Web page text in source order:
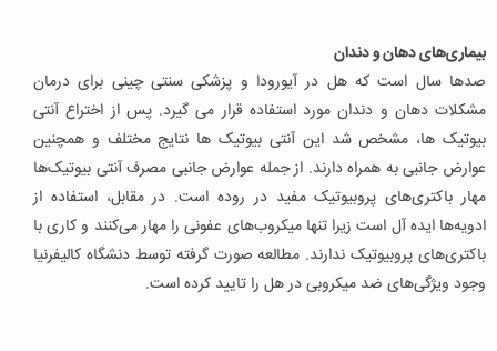
بیماری‌های دهان و دندان
صدها سال است که هل در آیورودا و پزشکی سنتی چینی برای درمان
مشکلات دهان و دندان مورد استفاده قرار می گیرد. پس از اختراع آنتی
بیوتیک ها، مشخص شد این آنتی بیوتیک ها نتایج مختلف و همچنین
عوارض جانبی به همراه دارند. از جمله عوارض جانبی مصرف آنتی بیوتیک‌ها
مهار باکتری‌های پروبیوتیک مفید در روده است. در مقابل، استفاده از
ادویه‌ها ایده آل است زیرا تنها میکروب‌های عفونی را مهار می‌کنند و کاری با
باکتری‌های پروبیوتیک ندارند. مطالعه صورت گرفته توسط دنشگاه کالیفرنیا
وجود ویژگی‌های ضد میکروبی در هل را تایید کرده است.